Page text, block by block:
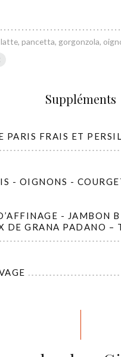
pancetta, gorgonzola,
Suppléments
PARIS FRAIS ET
- OIGNONS -
- JAMBON
GRANA PADANO –